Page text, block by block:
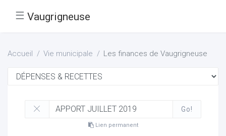
☰ Vaugrigneuse
Accueil Vie municipale Les finances de Vaugrigneuse
Go!
Lien permanent